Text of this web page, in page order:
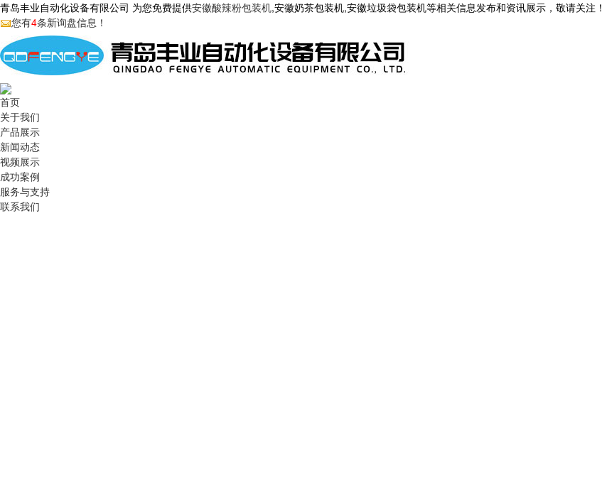
青岛丰业自动化设备有限公司 为您免费提供安徽酸辣粉包装机,安徽奶茶包装机,安徽垃圾袋包装机等相关信息发布和资讯展示，敬请关注！
您有4条新询盘信息！
首页
关于我们
产品展示
新闻动态
视频展示
成功案例
服务与支持
联系我们